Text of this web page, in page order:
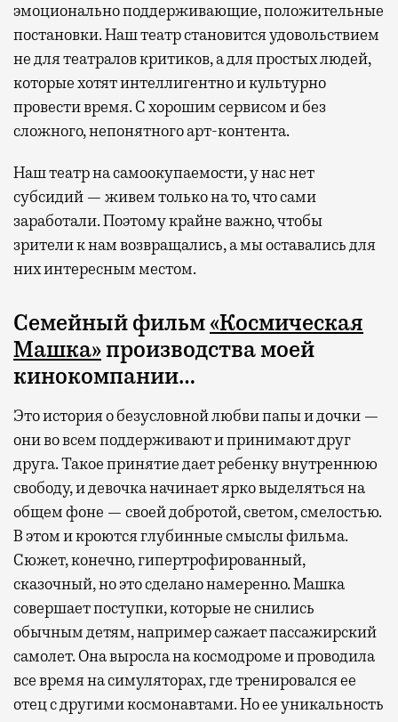
эмоционально поддерживающие, положительные
постановки. Наш театр становится удовольствием
не для театралов критиков, а для простых людей,
которые хотят интеллигентно и культурно
провести время. С хорошим сервисом и без
сложного, непонятного арт-контента.
Наш театр на самоокупаемости, у нас нет
субсидий — живем только на то, что сами
заработали. Поэтому крайне важно, чтобы
зрители к нам возвращались, а мы оставались для
них интересным местом.
Семейный фильм«Космическая
Машка»производства моей
кинокомпании…
Это история о безусловной любви папы и дочки —
они во всем поддерживают и принимают друг
друга. Такое принятие дает ребенку внутреннюю
свободу, и девочка начинает ярко выделяться на
общем фоне — своей добротой, светом, смелостью.
В этом и кроются глубинные смыслы фильма.
Сюжет, конечно, гипертрофированный,
сказочный, но это сделано намеренно. Машка
совершает поступки, которые не снились
обычным детям, например сажает пассажирский
самолет. Она выросла на космодроме и проводила
все время на симуляторах, где тренировался ее
отец с другими космонавтами. Но ее уникальность